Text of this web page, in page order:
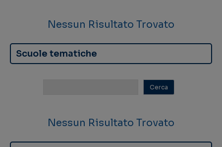
Nessun Risultato Trovato
Scuole tematiche
Nessun Risultato Trovato